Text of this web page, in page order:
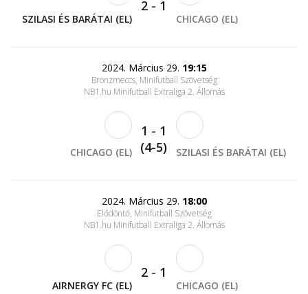
SZILASI ÉS BARÁTAI (EL)
2 - 1
CHICAGO (EL)
2024. Március 29. 19:15
Bronzmeccs, Minifutball Szövetség
NB1.hu Minifutball Extraliga 2. Állomás
CHICAGO (EL)
1 - 1
(4-5)
SZILASI ÉS BARÁTAI (EL)
2024. Március 29. 18:00
Elődöntő, Minifutball Szövetség
NB1.hu Minifutball Extraliga 2. Állomás
AIRNERGY FC (EL)
2 - 1
CHICAGO (EL)